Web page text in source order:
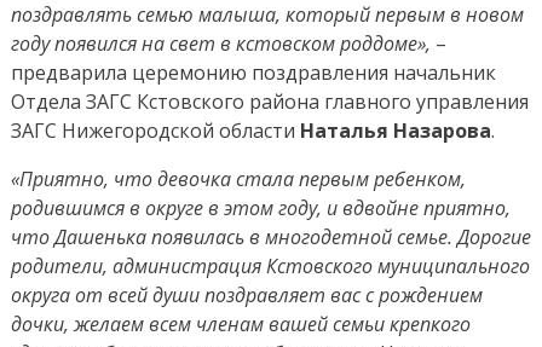
поздравлять семью малыша, который первым в новом
году появился на свет в кстовском роддоме», –
предварила церемонию поздравления начальник
Отдела ЗАГС Кстовского района главного управления
ЗАГС Нижегородской области Наталья Назарова.
«Приятно, что девочка стала первым ребенком,
родившимся в округе в этом году, и вдвойне приятно,
что Дашенька появилась в многодетной семье. Дорогие
родители, администрация Кстовского муниципального
округа от всей души поздравляет вас с рождением
дочки, желаем всем членам вашей семьи крепкого